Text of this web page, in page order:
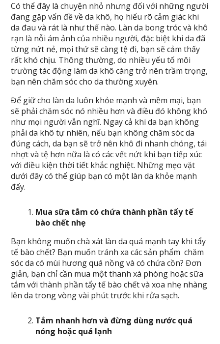
Có thể đây là chuyện nhỏ nhưng đối với những người
đang gặp vấn đề về da khô, họ hiểu rõ cảm giác khi
da đau và rát là như thế nào. Làn da bong tróc và khô
rạn là nỗi ám ảnh của nhiều người, đặc biệt khi da đã
từng nứt nẻ, mọi thứ sẽ càng tệ đi, bạn sẽ cảm thấy
rất khó chịu. Thông thường, do nhiều yếu tố môi
trường tác động làm da khô càng trở nên trầm trọng,
bạn nên chăm sóc cho da thường xuyên.
Để giữ cho làn da luôn khỏe mạnh và mềm mại, bạn
sẽ phải chăm sóc nó nhiều hơn và điều đó không khó
như mọi người vẫn nghĩ. Ngay cả khi da bạn không
phải da khô tự nhiên, nếu bạn không chăm sóc da
đúng cách, da bạn sẽ trở nên khô đi nhanh chóng, tái
nhợt và tệ hơn nữa là có các vết nứt khi bạn tiếp xúc
với điều kiện thời tiết khắc nghiệt. Những mẹo vặt
dưới đây có thể giúp bạn có một làn da khỏe mạnh
đấy.
Mua sữa tắm có chứa thành phần tẩy tế
bào chết nhẹ
Bạn không muốn chà xát làn da quá mạnh tay khi tẩy
tế bào chết? Bạn muốn tránh xa các sản phẩm chăm
sóc da có mùi hương quá nồng và có chứa cồn? Đơn
giản, bạn chỉ cần mua một thanh xà phòng hoặc sữa
tắm với thành phần tẩy tế bào chết và xoa nhẹ nhàng
lên da trong vòng vài phút trước khi rửa sạch.
Tắm nhanh hơn và đừng dùng nước quá
nóng hoặc quá lạnh